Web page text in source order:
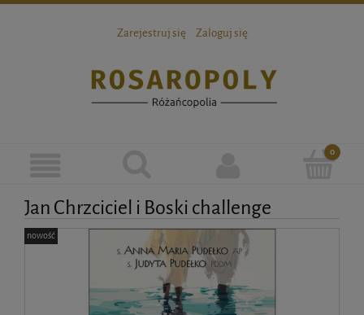
Zarejestruj się Zaloguj się
Jan Chrzciciel i Boski challenge
nowość